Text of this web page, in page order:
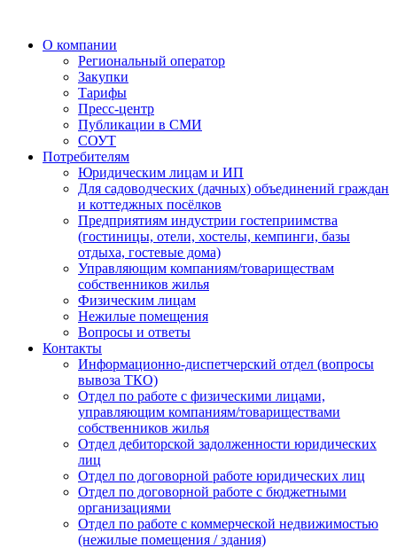
О компании
Региональный оператор
Закупки
Тарифы
Пресс-центр
Публикации в СМИ
СОУТ
Потребителям
Юридическим лицам и ИП
Для садоводческих (дачных) объединений граждан
и коттеджных посёлков
Предприятиям индустрии гостеприимства
(гостиницы, отели, хостелы, кемпинги, базы
отдыха, гостевые дома)
Управляющим компаниям/товариществам
собственников жилья
Физическим лицам
Нежилые помещения
Вопросы и ответы
Контакты
Информационно-диспетчерский отдел (вопросы
вывоза ТКО)
Отдел по работе с физическими лицами,
управляющим компаниям/товариществами
собственников жилья
Отдел дебиторской задолженности юридических
лиц
Отдел по договорной работе юридических лиц
Отдел по договорной работе с бюджетными
организациями
Отдел по работе с коммерческой недвижимостью
(нежилые помещения / здания)